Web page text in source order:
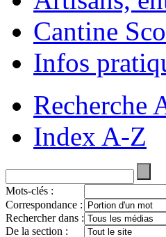
Cantine
Infos
Recherche
Index A-Z
Mots-clés :
Correspondance :
Rechercher dans :
De la section :